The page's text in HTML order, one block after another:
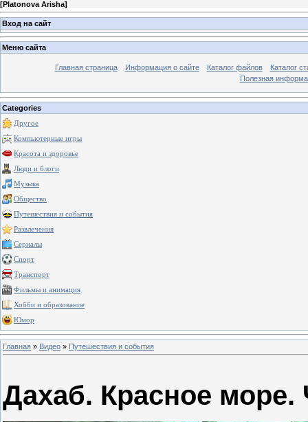
[Platonova Arisha]
Вход на сайт
Меню сайта
Главная страница Информация о сайте Каталог файлов
Каталог
Полезная
Categories
Другое
Компьютерные игры
Красота и здоровье
Люди и блоги
Музыка
Общество
Путешествия и события
Развлечения
Сериалы
Спорт
Транспорт
Фильмы и анимация
Хобби и образование
Юмор
Главная » Видео » Путешествия и события
Дахаб. Красное море.